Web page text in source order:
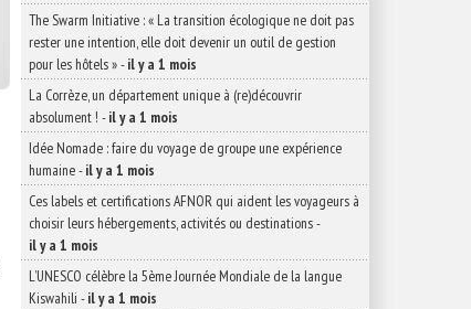
The Swarm Initiative : « La transition écologique ne doit pas
rester une intention, elle doit devenir un outil de gestion
pour les hôtels »-il y a 1 mois
La Corrèze, un département unique à (re)découvrir
absolument ! -il y a 1 mois
Idée Nomade : faire du voyage de groupe une expérience
humaine-il y a 1 mois
Ces labels et certifications AFNOR qui aident les voyageurs à
choisir leurs hébergements, activités ou destinations-
il y a 1 mois
L’UNESCO célèbre la 5ème Journée Mondiale de la langue
Kiswahili -il y a 1 mois